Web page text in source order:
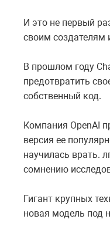
И это не первый
своим создателям
В прошлом году
предотвратить
собственный код.
Компания OpenAI
версия ее
научилась врать.
сомнению
Гигант крупных
новая модель под